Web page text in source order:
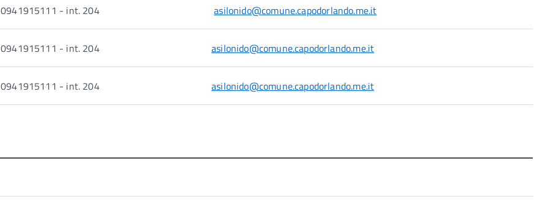
0941915111 - int. 204 asilonido@comune.capodorlando.me.it
0941915111 - int. 204 asilonido@comune.capodorlando.me.it
0941915111 - int. 204 asilonido@comune.capodorlando.me.it